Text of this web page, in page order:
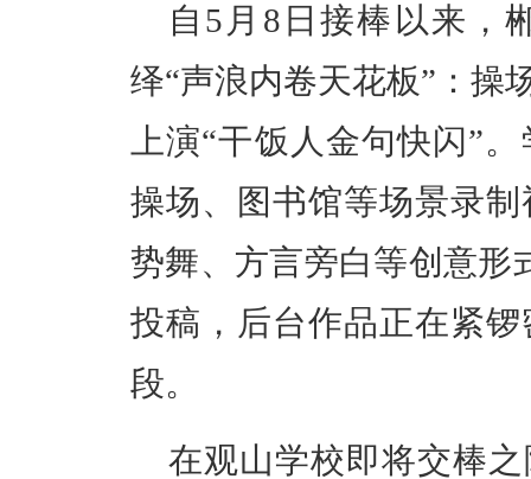
自 5月8日接棒以来，
绎“声浪内卷天花板”：操
上演“干饭人金句快闪”。
操场、图书馆等场景录
势舞、方言旁白等创意形
投稿，后台作品正在紧
段。
在观山学校即将交棒